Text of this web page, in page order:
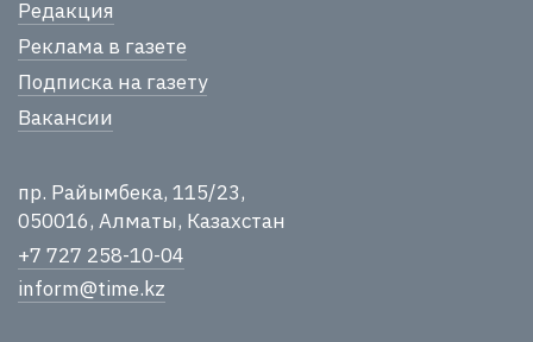
Редакция
Реклама в газете
Подписка на газету
Вакансии
пр. Райымбека, 115/23,
050016, Алматы, Казахстан
+7 727 258-10-04
inform@time.kz